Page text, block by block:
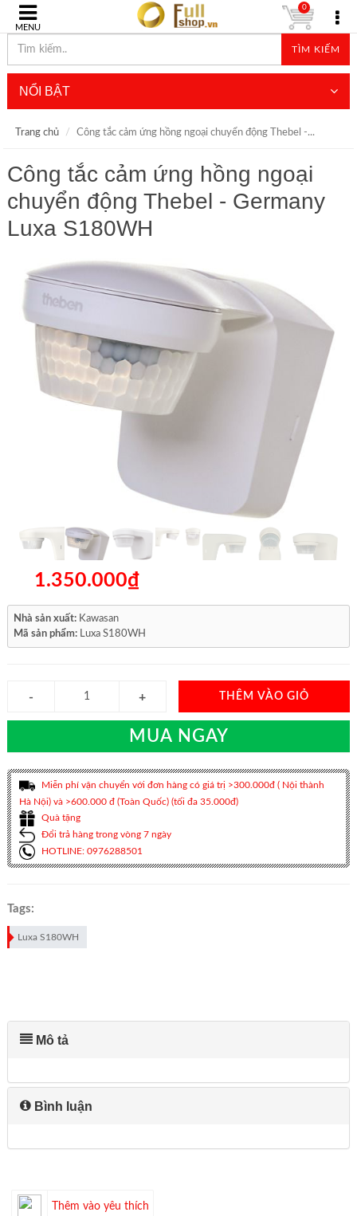
MENU
TÌM KIẾM
0
NỔI BẬT
Trang chủ Công tắc cảm ứng hồng ngoại chuyển động Thebel -...
Công tắc cảm ứng hồng ngoại
chuyển động Thebel - Germany
Luxa S180WH
1.350.000₫
Nhà sản xuất: Kawasan
Mã sản phẩm: Luxa S180WH
THÊM VÀO GIỎ
MUA NGAY
Miễn phí vận chuyển với đơn hàng có giá trị >300.000đ ( Nội thành
Hà Nội) và >600.000 đ (Toàn Quốc) (tối đa 35.000đ)
Quà tặng
Đổi trả hàng trong vòng 7 ngày
HOTLINE: 0976288501
Tags:
Luxa S180WH
Mô tả
Bình luận
Thêm vào yêu thích